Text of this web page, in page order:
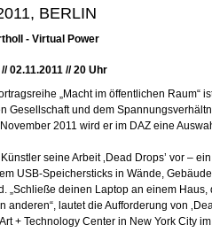
BERLIN
- Virtual Power
02.11.2011 // 20 Uhr
„Macht im öffentlichen Raum“
Gesellschaft und dem
2011 wird er im DAZ eine
seine Arbeit ‚Dead Drops’ vor –
USB-Speichersticks in Wände,
„Schließe deinen Laptop an einem
anderen“, lautet die Aufforderung von
+ Technology Center in New York City